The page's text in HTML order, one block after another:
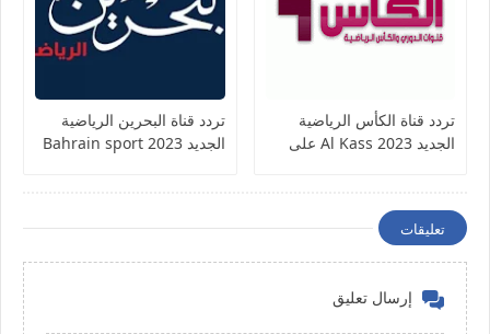
تردد قناة الكأس الرياضية
الجديد 2023 Al Kass على
تردد قناة البحرين الرياضية
الجديد 2023 Bahrain sport
تعليقات
إرسال تعليق